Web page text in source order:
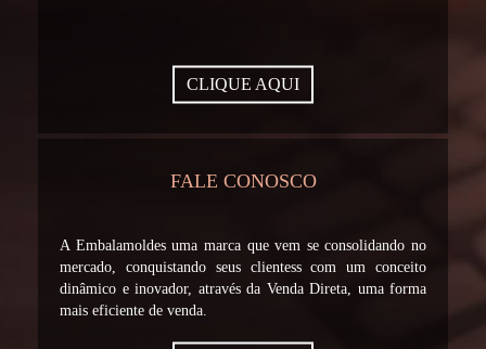
CLIQUE AQUI
FALE CONOSCO
A Embalamoldes uma marca que vem se consolidando no
mercado, conquistando seus clientess com um conceito
dinâmico e inovador, através da Venda Direta, uma forma
mais eficiente de venda.